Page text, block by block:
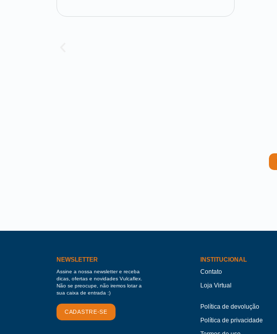
NEWSLETTER
Assine a nossa newsletter e receba
dicas, ofertas e novidades Vulcaflex.
Não se preocupe, não iremos lotar a
sua caixa de entrada :)
CADASTRE-SE
INSTITUCIONAL
Contato
Loja Virtual
Política de devolução
Política de privacidade